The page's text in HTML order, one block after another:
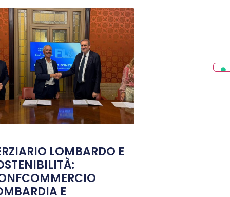
LOMBARDO E
E